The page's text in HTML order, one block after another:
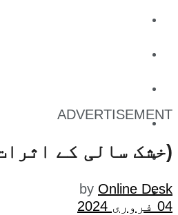
تفریح
صحت
آج کا اخبار
ADVERTISEMENT
(خشک سالی کے
by Online Desk
04 فروری 2024